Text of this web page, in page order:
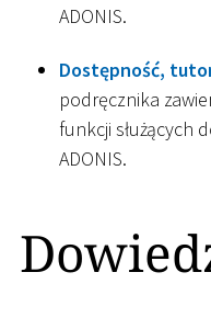
ADONIS.
Dostępność,
podręcznika
funkcji służących
ADONIS.